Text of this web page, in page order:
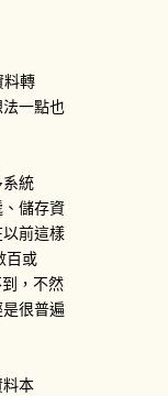
料轉
一點也
統
儲存資
前這樣
百或
，不然
很普遍
本